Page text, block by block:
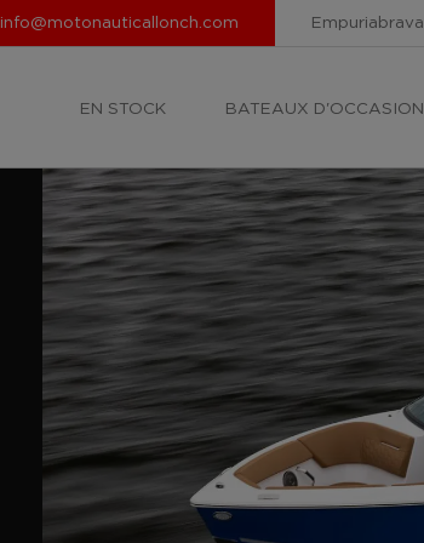
info@motonauticallonch.com Empuriabrava
EN STOCK BATEAUX D'OCCASION